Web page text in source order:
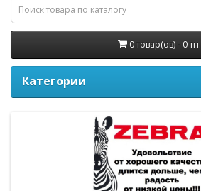
0 товар(ов) - 0 тн.
Категории